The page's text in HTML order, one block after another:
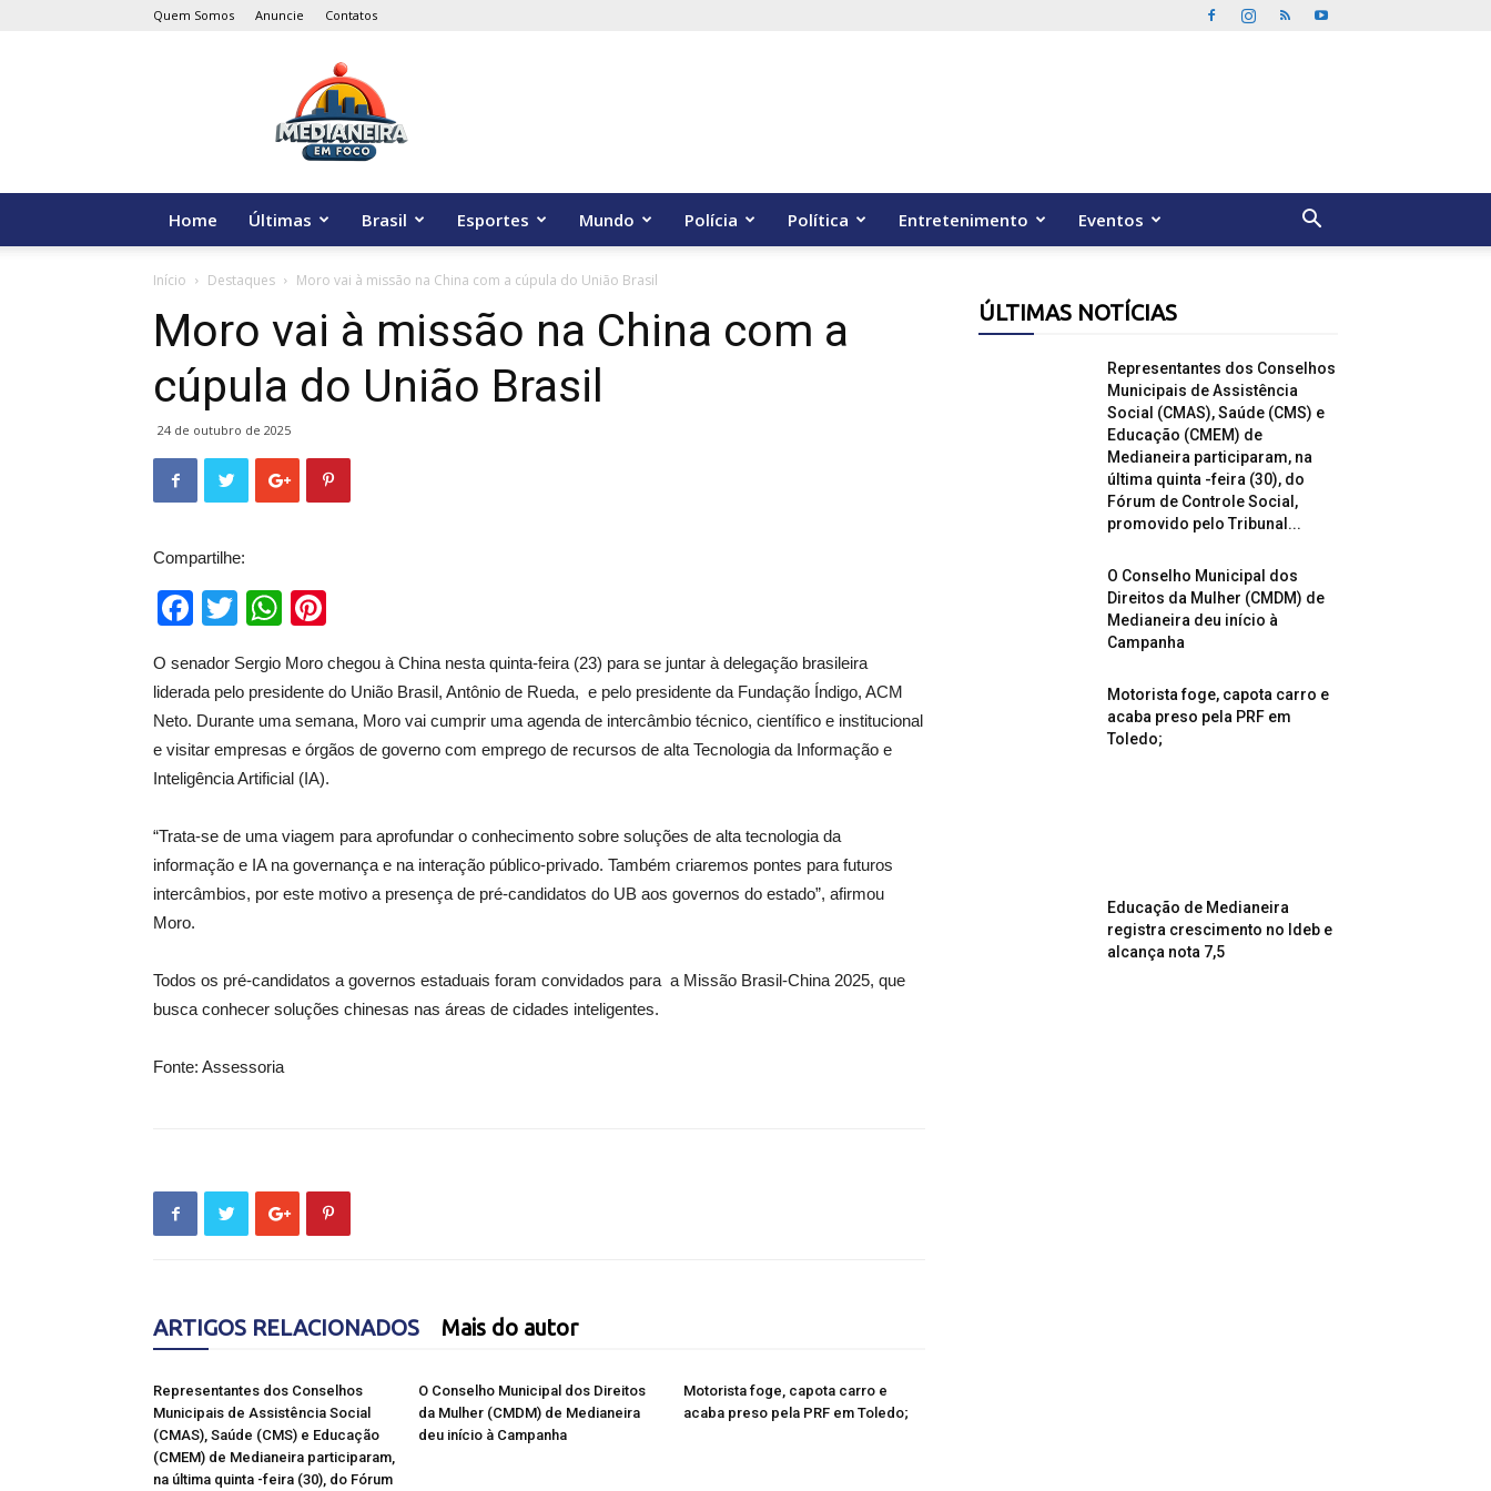
Quem Somos Anuncie Contatos
Home Últimas Brasil Esportes Mundo Polícia Política Entretenimento Eventos
Início Destaques Moro vai à missão na China com a cúpula do União Brasil
Moro vai à missão na China com a
cúpula do União Brasil
24 de outubro de 2025
Compartilhe:
Facebook
TwitterWhatsApp
O senador Sergio Moro chegou à China nesta quinta-feira (23) para se juntar à delegação brasileira
liderada pelo presidente do União Brasil, Antônio de Rueda, e pelo presidente da Fundação Índigo, ACM
Neto. Durante uma semana, Moro vai cumprir uma agenda de intercâmbio técnico, científico e institucional
e visitar empresas e órgãos de governo com emprego de recursos de alta Tecnologia da Informação e
Inteligência Artificial (IA).
“Trata-se de uma viagem para aprofundar o conhecimento sobre soluções de alta tecnologia da
informação e IA na governança e na interação público-privado. Também criaremos pontes para futuros
intercâmbios, por este motivo a presença de pré-candidatos do UB aos governos do estado”, afirmou
Moro.
Todos os pré-candidatos a governos estaduais foram convidados para a Missão Brasil-China 2025, que
busca conhecer soluções chinesas nas áreas de cidades inteligentes.
Fonte: Assessoria
ARTIGOS RELACIONADOS Mais do autor
Representantes dos Conselhos
Municipais de Assistência Social
(CMAS), Saúde (CMS) e Educação
(CMEM) de Medianeira participaram,
na última quinta -feira (30), do Fórum
O Conselho Municipal dos Direitos
da Mulher (CMDM) de Medianeira
deu início à Campanha
Motorista foge, capota carro e
acaba preso pela PRF em Toledo;
ÚLTIMAS NOTÍCIAS
Representantes dos Conselhos
Municipais de Assistência
Social (CMAS), Saúde (CMS) e
Educação (CMEM) de
Medianeira participaram, na
última quinta -feira (30), do
Fórum de Controle Social,
promovido pelo Tribunal...
O Conselho Municipal dos
Direitos da Mulher (CMDM) de
Medianeira deu início à
Campanha
Motorista foge, capota carro e
acaba preso pela PRF em
Toledo;
Educação de Medianeira
registra crescimento no Ideb e
alcança nota 7,5